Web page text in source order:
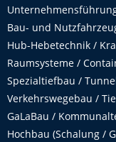
Bau- und
Hub-Hebetechnik /
Raumsysteme /
Spezialtiefbau /
Verkehrswegebau /
GaLaBau /
Hochbau (Schalung /